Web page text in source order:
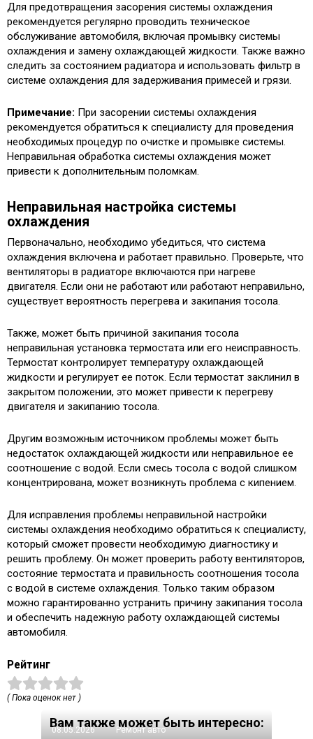
Для предотвращения засорения системы охлаждения
рекомендуется регулярно проводить техническое
обслуживание автомобиля, включая промывку системы
охлаждения и замену охлаждающей жидкости. Также важно
следить за состоянием радиатора и использовать фильтр в
системе охлаждения для задерживания примесей и грязи.
Примечание: При засорении системы охлаждения
рекомендуется обратиться к специалисту для проведения
необходимых процедур по очистке и промывке системы.
Неправильная обработка системы охлаждения может
привести к дополнительным поломкам.
Неправильная настройка системы
охлаждения
Первоначально, необходимо убедиться, что система
охлаждения включена и работает правильно. Проверьте, что
вентиляторы в радиаторе включаются при нагреве
двигателя. Если они не работают или работают неправильно,
существует вероятность перегрева и закипания тосола.
Также, может быть причиной закипания тосола
неправильная установка термостата или его неисправность.
Термостат контролирует температуру охлаждающей
жидкости и регулирует ее поток. Если термостат заклинил в
закрытом положении, это может привести к перегреву
двигателя и закипанию тосола.
Другим возможным источником проблемы может быть
недостаток охлаждающей жидкости или неправильное ее
соотношение с водой. Если смесь тосола с водой слишком
концентрирована, может возникнуть проблема с кипением.
Для исправления проблемы неправильной настройки
системы охлаждения необходимо обратиться к специалисту,
который сможет провести необходимую диагностику и
решить проблему. Он может проверить работу вентиляторов,
состояние термостата и правильность соотношения тосола
с водой в системе охлаждения. Только таким образом
можно гарантированно устранить причину закипания тосола
и обеспечить надежную работу охлаждающей системы
автомобиля.
Рейтинг
( Пока оценок нет )
Вам также может быть интересно:
08.05.2026 Ремонт авто